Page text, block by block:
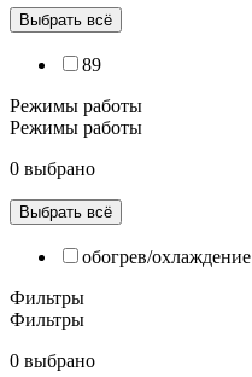
Выбрать всё
89
Режимы работы
Режимы работы
0 выбрано
Выбрать всё
обогрев/охлаждение
Фильтры
Фильтры
0 выбрано